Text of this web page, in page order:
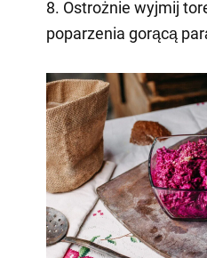
8. Ostrożnie wyjmij
poparzenia gorącą